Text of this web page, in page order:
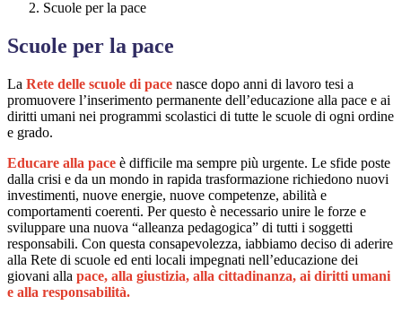
Scuole per la pace
Scuole per la pace
La Rete delle scuole di pace nasce dopo anni di lavoro tesi a
promuovere l’inserimento permanente dell’educazione alla pace e ai
diritti umani nei programmi scolastici di tutte le scuole di ogni ordine
e grado.
Educare alla pace è difficile ma sempre più urgente. Le sfide poste
dalla crisi e da un mondo in rapida trasformazione richiedono nuovi
investimenti, nuove energie, nuove competenze, abilità e
comportamenti coerenti. Per questo è necessario unire le forze e
sviluppare una nuova “alleanza pedagogica” di tutti i soggetti
responsabili. Con questa consapevolezza, iabbiamo deciso di aderire
alla Rete di scuole ed enti locali impegnati nell’educazione dei
giovani alla pace, alla giustizia, alla cittadinanza, ai diritti umani
e alla responsabilità.